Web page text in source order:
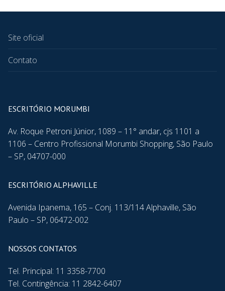
Site oficial
Contato
ESCRITÓRIO MORUMBI
Av. Roque Petroni Júnior, 1089 – 11° andar, cjs 1101 a
1106 – Centro Profissional Morumbi Shopping, São Paulo
– SP, 04707-000
ESCRITÓRIO ALPHAVILLE
Avenida Ipanema, 165 – Conj. 113/114 Alphaville, São
Paulo – SP, 06472-002
NOSSOS CONTATOS
Tel. Principal: 11 3358-7700
Tel. Contingência: 11 2842-6407